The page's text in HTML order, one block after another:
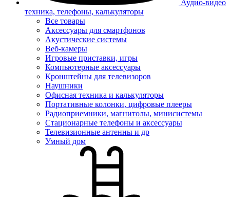
Аудио-видео
техника, телефоны, калькуляторы
Все товары
Аксессуары для смартфонов
Акустические системы
Веб-камеры
Игровые приставки, игры
Компьютерные аксессуары
Кронштейны для телевизоров
Наушники
Офисная техника и калькуляторы
Портативные колонки, цифровые плееры
Радиоприемники, магнитолы, минисистемы
Стационарные телефоны и аксессуары
Телевизионные антенны и др
Умный дом